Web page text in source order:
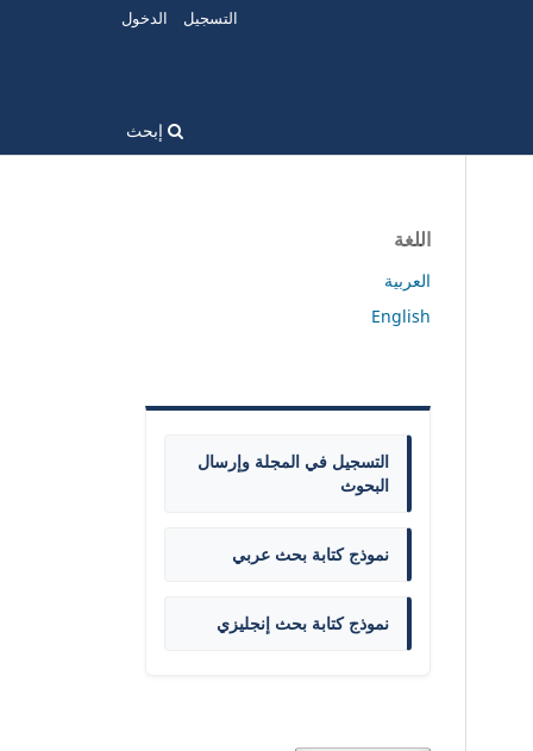
إبحث
التسجيل الدخول
اللغة
العربية
English
التسجيل في المجلة وإرسال
البحوث
نموذج كتابة بحث عربي
نموذج كتابة بحث إنجليزي